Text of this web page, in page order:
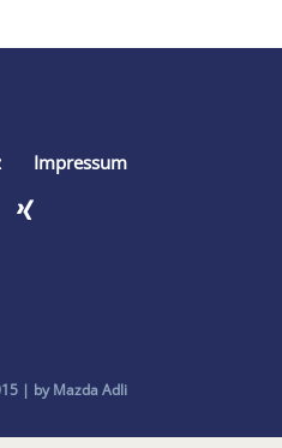
Impressum
| by Mazda Adli